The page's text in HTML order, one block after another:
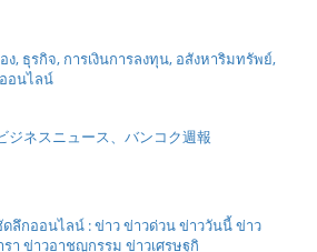
ง, ธุรกิจ, การเงินการลงทุน, อสังหาริมทรัพย์,
อนไลน์
ジネスニュース、バンコク週報
ลึกออนไลน์ : ข่าว ข่าวด่วน ข่าววันนี้ ข่าว
รา ข่าวอาชญกรรม ข่าวเศรษฐกิ